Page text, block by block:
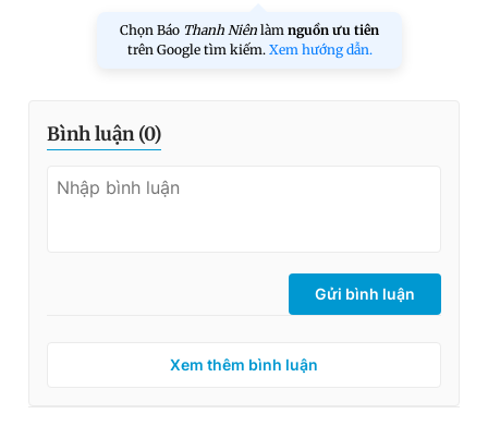
Chọn Báo Thanh Niên làm nguồn ưu tiên
trên Google tìm kiếm. Xem hướng dẫn.
Bình luận (0)
Gửi bình luận
Xem thêm bình luận